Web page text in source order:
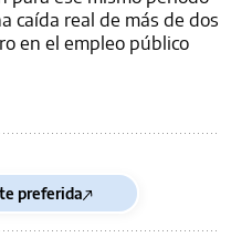
caída real de más de dos
en el empleo público
preferida